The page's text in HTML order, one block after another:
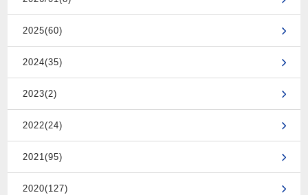
2025(60)
2024(35)
2023(2)
2022(24)
2021(95)
2020(127)